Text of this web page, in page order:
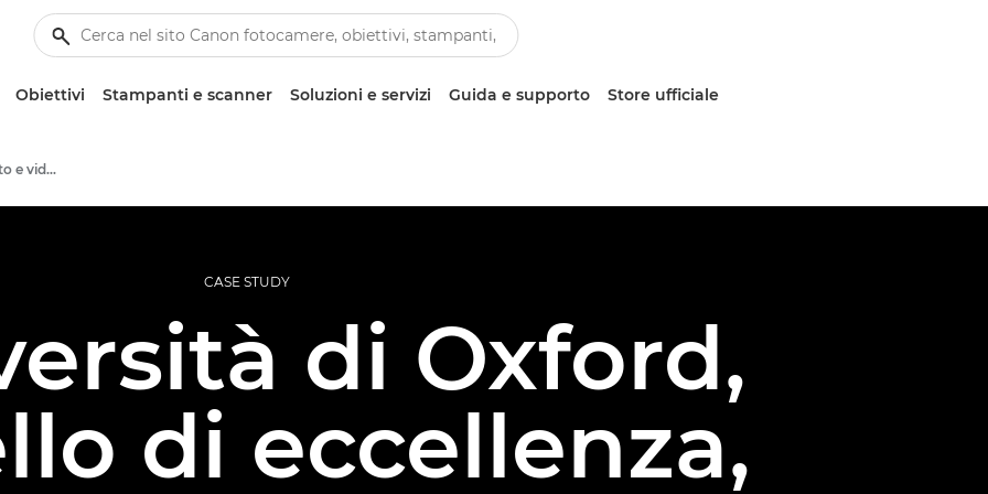
Obiettivi Stampanti e scanner Soluzioni e servizi Guida e supporto Store ufficiale
Case study relativi a foto e video professionali
CASE STUDY
di Oxford,
di eccellenza,